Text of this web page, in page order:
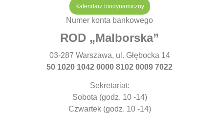
Kalendarz biodynamiczny
Numer konta bankowego
ROD „Malborska”
03-287 Warszawa, ul. Głębocka 14
50 1020 1042 0000 8102 0009 7022
Sekretariat:
Sobota (godz. 10 -14)
Czwartek (godz. 10 -14)